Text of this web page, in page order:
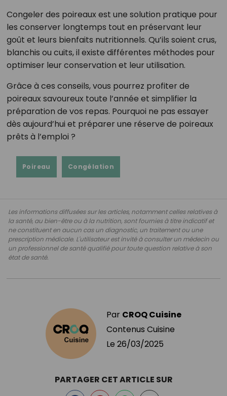
Congeler des poireaux est une solution pratique pour
les conserver longtemps tout en préservant leur
goût et leurs bienfaits nutritionnels. Qu’ils soient crus,
blanchis ou cuits, il existe différentes méthodes pour
optimiser leur conservation et leur utilisation.
Grâce à ces conseils, vous pourrez profiter de
poireaux savoureux toute l’année et simplifier la
préparation de vos repas. Pourquoi ne pas essayer
dès aujourd’hui et préparer une réserve de poireaux
prêts à l’emploi ?
Poireau Congélation
Les informations diffusées sur les articles, notamment celles relatives à
la santé, au bien-être ou à la nutrition, sont fournies à titre indicatif et
ne constituent en aucun cas un diagnostic, un traitement ou une
prescription médicale. L'utilisateur est invité à consulter un médecin ou
un professionnel de santé qualifié pour toute question relative à son
état de santé.
Par CROQ Cuisine
Contenus Cuisine
Le 26/03/2025
PARTAGER CET ARTICLE SUR